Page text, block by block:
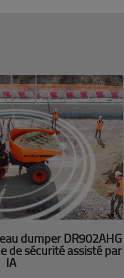
dumper DR902AHG
de sécurité assisté par
IA